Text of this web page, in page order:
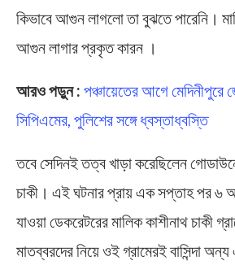
কিভাবে আগুন লাগলো তা বুঝতে পারেনি।
আগুন লাগার প্রকৃত কারন ।
আরও পড়ুন : পঞ্চায়েতের আগে মেদিনীপুরে
সিপিএমের, পুলিশের সঙ্গে ধ্বস্তাধ্বস্তি
তবে সেদিনই তত্ব খাড়া করেছিলেন
চাকী। এই ঘটনার প্রায় এক সপ্তাহ পর ৬
যাওয়া ডেকরেটরের মালিক কাশীনাথ চাকী
মাতব্বরদের নিয়ে ওই গ্রামেরই বাসিন্দা